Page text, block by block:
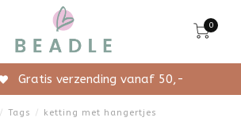
0
verzending vanaf 50,-
/ Tags / ketting met hangertjes